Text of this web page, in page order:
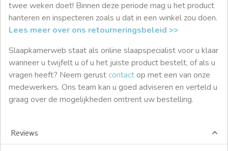
twee weken doet! Binnen deze periode mag u het product
hanteren en inspecteren zoals u dat in een winkel zou doen.
Lees meer over ons retourneringsbeleid >>
Slaapkamerweb staat als online slaapspecialist voor u klaar
wanneer u twijfelt u of u het juiste product bestelt, of als u
vragen heeft? Neem gerustcontactop met een van onze
medewerkers. Ons team kan u goed adviseren en verteld u
graag over de mogelijkheden omtrent uw bestelling.
Reviews